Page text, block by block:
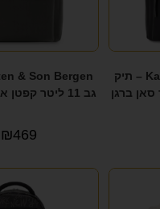
Kapten & Son Bergen – תיק
גב 11 ליטר קפטן אנד סאן ברגן
₪469